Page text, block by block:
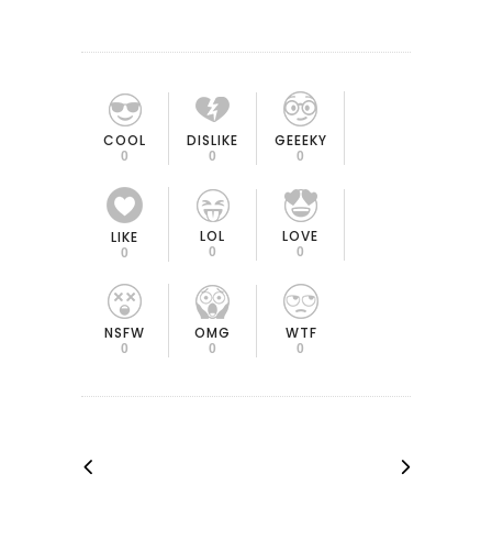
COOL
0
DISLIKE
0
GEEEKY
0
LIKE
0
LOL
0
LOVE
0
NSFW
0
OMG
0
WTF
0